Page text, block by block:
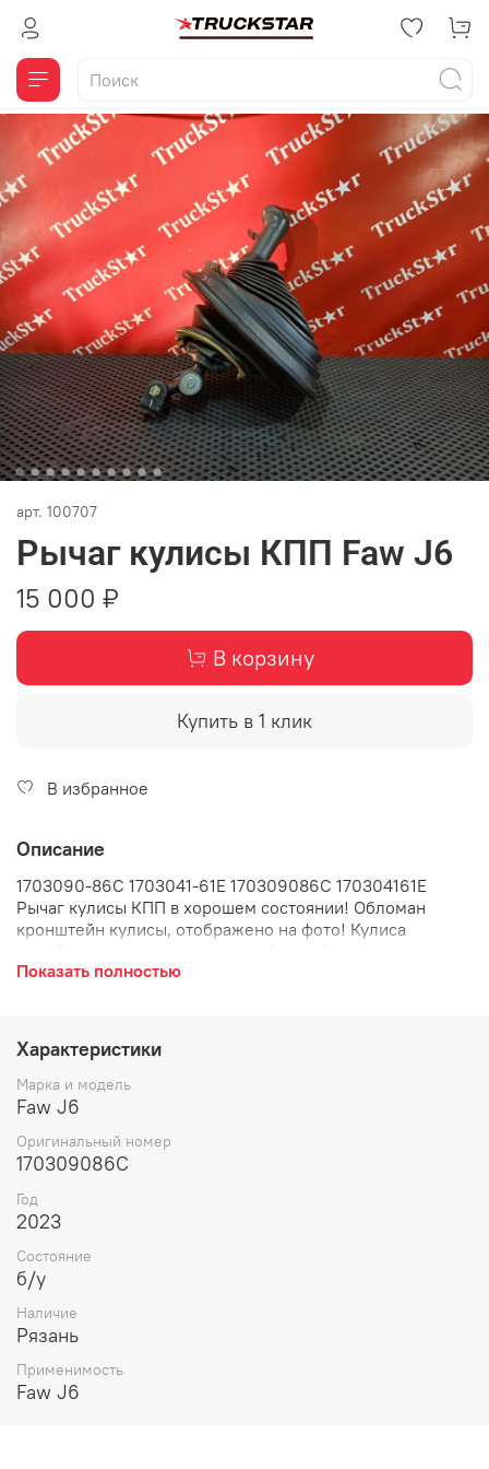
арт. 100707
Рычаг кулисы КПП Faw J6
15 000 ₽
В корзину
Купить в 1 клик
В избранное
Описание
1703090-86C 1703041-61E 170309086C 170304161E
Рычаг кулисы КПП в хорошем состоянии! Обломан
кронштейн кулисы, отображено на фото! Кулиса
передач, механики, КПП, рычаг переключения передач,
Показать полностью
Характеристики
Марка и модель
Faw J6
Оригинальный номер
170309086C
Год
2023
Состояние
б/у
Наличие
Рязань
Применимость
Faw J6